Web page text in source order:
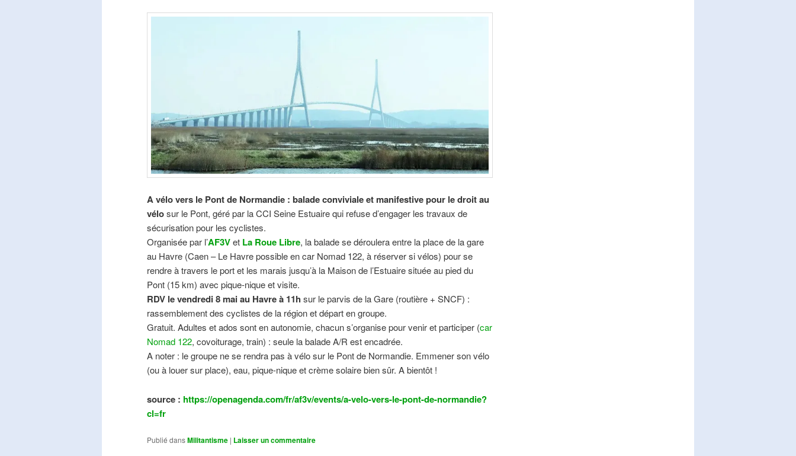
A vélo vers le Pont de Normandie : balade conviviale et manifestivepour le droit au
vélosur le Pont, géré par la CCI Seine Estuaire qui refuse d’engager les travaux de
sécurisation pour les cyclistes.
Organisée par l’AF3Vet La Roue Libre, la balade se déroulera entre la place de la gare
au Havre (Caen – Le Havre possible en car Nomad 122, à réserver si vélos) pour se
rendre à travers le port et les marais jusqu’à la Maison de l’Estuaire située au pied du
Pont (15 km) avec pique-nique et visite.
RDV le vendredi 8 mai au Havre à 11h sur le parvis de la Gare (routière + SNCF) :
rassemblement des cyclistes de la région et départ en groupe.
Gratuit. Adultes et ados sont en autonomie, chacun s’organise pour venir et participer (car
Nomad 122, covoiturage, train) : seule la balade A/R est encadrée.
A noter : le groupe ne se rendra pas à vélo sur le Pont de Normandie. Emmener son vélo
(ou à louer sur place), eau, pique-nique et crème solaire bien sûr. A bientôt !
source : https://openagenda.com/fr/af3v/events/a-velo-vers-le-pont-de-normandie?
cl=fr
Publié dansMilitantisme | Laisser un commentaire